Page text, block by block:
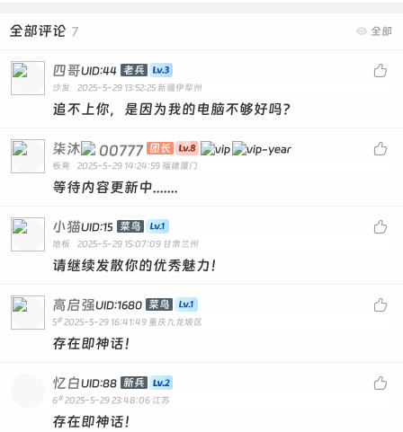
 全部
全部评论 7

四哥UID:44 老兵
沙发 2025-5-29 13:52:25 新疆伊犁州
追不上你，是因为我的电脑不够好吗？

柒沐 00777 团长
板凳 2025-5-29 14:24:59 福建厦门
等待内容更新中.......

小猫UID:15 菜鸟
地板 2025-5-29 15:07:09 甘肃兰州
请继续发散你的优秀魅力！

高启强UID:1680 菜鸟
5# 2025-5-29 16:41:49 重庆九龙坡区
存在即神话！

忆白UID:88 新兵
6# 2025-5-29 23:48:06 江苏
存在即神话！